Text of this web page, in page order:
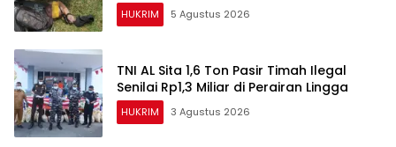
HUKRIM 5 Agustus 2026
TNI AL Sita 1,6 Ton Pasir Timah Ilegal
Senilai Rp1,3 Miliar di Perairan Lingga
HUKRIM 3 Agustus 2026